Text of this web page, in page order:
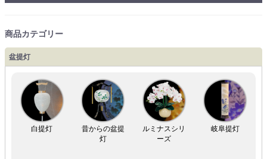
商品カテゴリー
盆提灯
白提灯
昔からの盆提
灯
ルミナスシリ
ーズ
岐阜提灯